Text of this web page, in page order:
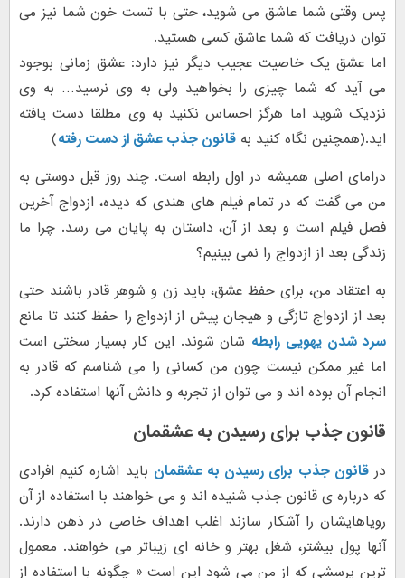
پس وقتی شما عاشق می شوید، حتی با تست خون شما نیز می
توان دریافت که شما عاشق کسی هستید.
اما عشق یک خاصیت عجیب دیگر نیز دارد: عشق زمانی بوجود
می آید که شما چیزی را بخواهید ولی به وی نرسید… به وی
نزدیک شوید اما هرگز احساس نکنید به وی مطلقا دست یافته
اید.(همچنین نگاه کنید به قانون جذب عشق از دست رفته)
درامای اصلی همیشه در اول رابطه است. چند روز قبل دوستی به
من می گفت که در تمام فیلم های هندی که دیده، ازدواج آخرین
فصل فیلم است و بعد از آن، داستان به پایان می رسد. چرا ما
زندگی بعد از ازدواج را نمی بینیم؟
به اعتقاد من، برای حفظ عشق، باید زن و شوهر قادر باشند حتی
بعد از ازدواج تازگی و هیجان پیش از ازدواج را حفظ کنند تا مانع
سرد شدن یهویی رابطه شان شوند. این کار بسیار سختی است
اما غیر ممکن نیست چون من کسانی را می شناسم که قادر به
انجام آن بوده اند و می توان از تجربه و دانش آنها استفاده کرد.
قانون جذب برای رسیدن به عشقمان
درقانون جذب برای رسیدن به عشقمان باید اشاره کنیم افرادی
که درباره ی قانون جذب شنیده اند و می خواهند با استفاده از آن
رویاهایشان را آشکار سازند اغلب اهداف خاصی در ذهن دارند.
آنها پول بیشتر، شغل بهتر و خانه ای زیباتر می خواهند. معمول
ترین پرسشی که از من می شود این است « چگونه با استفاده از